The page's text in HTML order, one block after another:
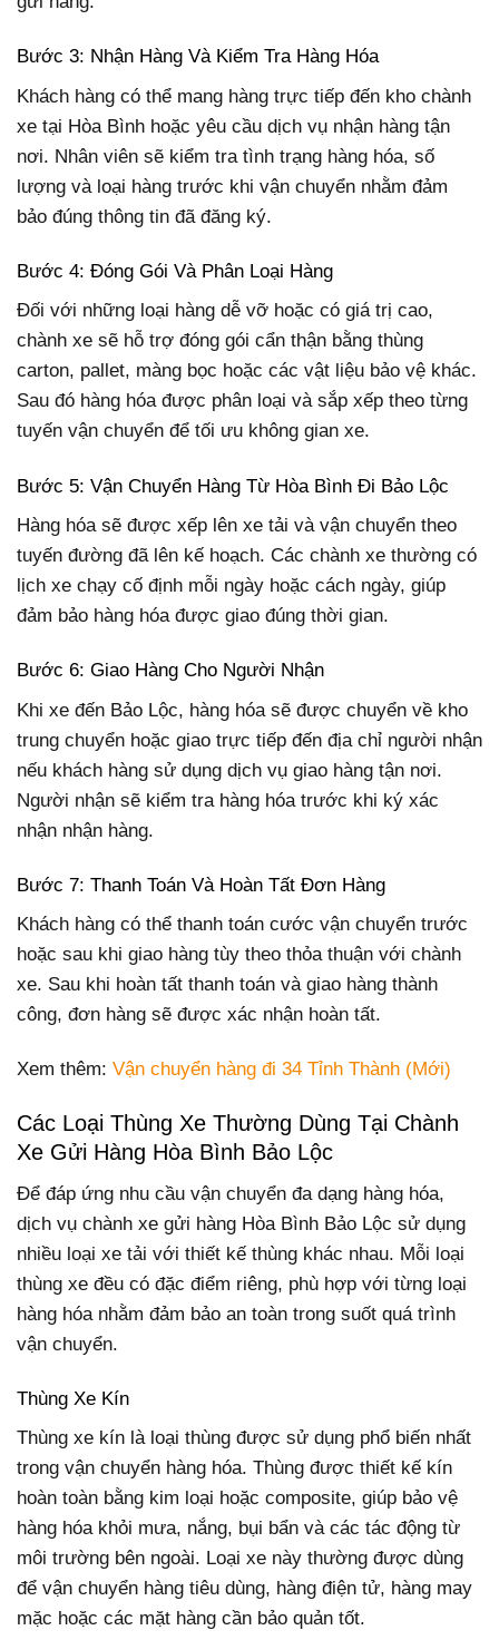
Bước 3: Nhận Hàng Và Kiểm Tra Hàng Hóa
Khách hàng có thể mang hàng trực tiếp đến kho chành
xe tại Hòa Bình hoặc yêu cầu dịch vụ nhận hàng tận
nơi. Nhân viên sẽ kiểm tra tình trạng hàng hóa, số
lượng và loại hàng trước khi vận chuyển nhằm đảm
bảo đúng thông tin đã đăng ký.
Bước 4: Đóng Gói Và Phân Loại Hàng
Đối với những loại hàng dễ vỡ hoặc có giá trị cao,
chành xe sẽ hỗ trợ đóng gói cẩn thận bằng thùng
carton, pallet, màng bọc hoặc các vật liệu bảo vệ khác.
Sau đó hàng hóa được phân loại và sắp xếp theo từng
tuyến vận chuyển để tối ưu không gian xe.
Bước 5: Vận Chuyển Hàng Từ Hòa Bình Đi Bảo Lộc
Hàng hóa sẽ được xếp lên xe tải và vận chuyển theo
tuyến đường đã lên kế hoạch. Các chành xe thường có
lịch xe chạy cố định mỗi ngày hoặc cách ngày, giúp
đảm bảo hàng hóa được giao đúng thời gian.
Bước 6: Giao Hàng Cho Người Nhận
Khi xe đến Bảo Lộc, hàng hóa sẽ được chuyển về kho
trung chuyển hoặc giao trực tiếp đến địa chỉ người nhận
nếu khách hàng sử dụng dịch vụ giao hàng tận nơi.
Người nhận sẽ kiểm tra hàng hóa trước khi ký xác
nhận nhận hàng.
Bước 7: Thanh Toán Và Hoàn Tất Đơn Hàng
Khách hàng có thể thanh toán cước vận chuyển trước
hoặc sau khi giao hàng tùy theo thỏa thuận với chành
xe. Sau khi hoàn tất thanh toán và giao hàng thành
công, đơn hàng sẽ được xác nhận hoàn tất.
Xem thêm: Vận chuyển hàng đi 34 Tỉnh Thành (Mới)
Các Loại Thùng Xe Thường Dùng Tại Chành
Xe Gửi Hàng Hòa Bình Bảo Lộc
Để đáp ứng nhu cầu vận chuyển đa dạng hàng hóa,
dịch vụ chành xe gửi hàng Hòa Bình Bảo Lộc sử dụng
nhiều loại xe tải với thiết kế thùng khác nhau. Mỗi loại
thùng xe đều có đặc điểm riêng, phù hợp với từng loại
hàng hóa nhằm đảm bảo an toàn trong suốt quá trình
vận chuyển.
Thùng Xe Kín
Thùng xe kín là loại thùng được sử dụng phổ biến nhất
trong vận chuyển hàng hóa. Thùng được thiết kế kín
hoàn toàn bằng kim loại hoặc composite, giúp bảo vệ
hàng hóa khỏi mưa, nắng, bụi bẩn và các tác động từ
môi trường bên ngoài. Loại xe này thường được dùng
để vận chuyển hàng tiêu dùng, hàng điện tử, hàng may
mặc hoặc các mặt hàng cần bảo quản tốt.